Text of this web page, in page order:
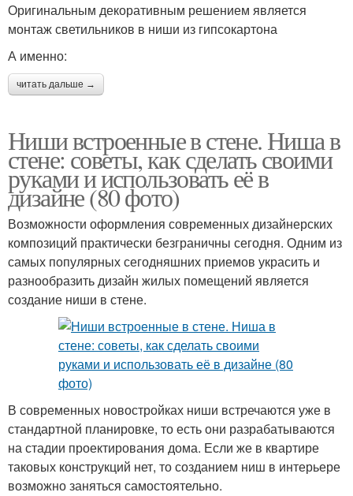
Оригинальным декоративным решением является
монтаж светильников в ниши из гипсокартона
А именно:
читать дальше →
Ниши встроенные в стене. Ниша в
стене: советы, как сделать своими
руками и использовать её в
дизайне (80 фото)
Возможности оформления современных дизайнерских
композиций практически безграничны сегодня. Одним из
самых популярных сегодняшних приемов украсить и
разнообразить дизайн жилых помещений является
создание ниши в стене.
В современных новостройках ниши встречаются уже в
стандартной планировке, то есть они разрабатываются
на стадии проектирования дома. Если же в квартире
таковых конструкций нет, то созданием ниш в интерьере
возможно заняться самостоятельно.